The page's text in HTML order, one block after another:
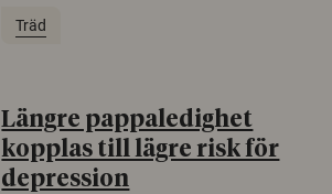
Träd
Längre pappaledighet
kopplas till lägre risk för
depression